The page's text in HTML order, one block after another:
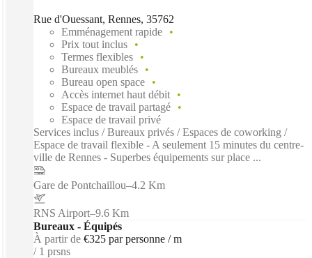
Rue d'Ouessant, Rennes, 35762
Emménagement rapide
Prix tout inclus
Termes flexibles
Bureaux meublés
Bureau open space
Accès internet haut débit
Espace de travail partagé
Espace de travail privé
Services inclus / Bureaux privés / Espaces de coworking /
Espace de travail flexible - A seulement 15 minutes du centre-
ville de Rennes - Superbes équipements sur place ...
Gare de Pontchaillou–4.2 Km
RNS Airport–9.6 Km
Bureaux - Équipés
À partir de €325 par personne / m
1 prsns